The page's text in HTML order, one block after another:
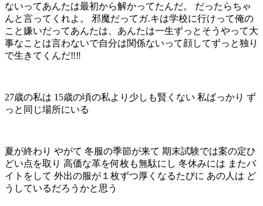
ないってあんたは最初から解かってたんだ。 だったらちゃ
んと言ってくれよ。 邪魔だってガ.キは学校に行けって俺の
こと嫌いだってあんたは、あんたは一生ずっとそうやって大
事なことは言わないで自分は関係ないって顔してずっと独り
で生きてくんだ‼︎‼︎
27歳の私は 15歳の頃の私より少しも賢くない 私ばっかり ず
っと同じ場所にいる
夏が終わり やがて 冬服の季節が来て 期末試験では案の定ひ
どい点を取り 高価な革を何枚も無駄にし 冬休みには またバ
イトをして 外出の服が１枚ずつ厚くなるたびに あの人は ど
うしているだろうかと思う